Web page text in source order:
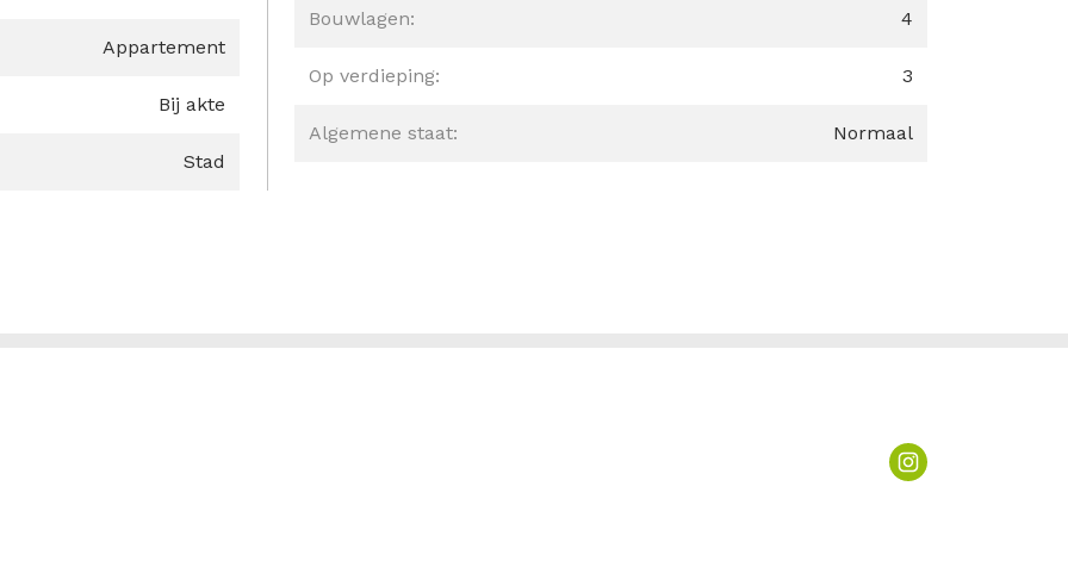
Appartement
Bij akte
Stad
Bouwlagen: 4
Op verdieping: 3
Algemene staat: Normaal